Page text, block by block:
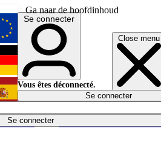
Ga naar de hoofdinhoud
Close menu
Se connecter
Économie
English
Deutsch
Español
Se connecter
Vous êtes déconnecté.
Se connecter